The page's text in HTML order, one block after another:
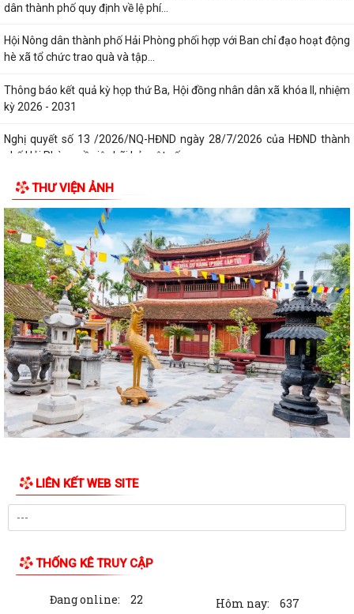
dân thành phố quy định về lệ phí...
Hội Nông dân thành phố Hải Phòng phối hợp với Ban chỉ đạo hoạt động
hè xã tổ chức trao quà và tập...
Thông báo kết quả kỳ họp thứ Ba, Hội đồng nhân dân xã khóa II, nhiệm
kỳ 2026 - 2031
Nghị quyết số 13 /2026/NQ-HĐND ngày 28/7/2026 của HĐND thành
phố Hải Phòng về việc bãi bỏ một số...
THƯ VIỆN ẢNH
LIÊN KẾT WEB SITE
THỐNG KÊ TRUY CẬP
Đang online: 22 Hôm nay: 637